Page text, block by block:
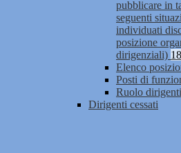
pubblicare in
seguenti
individuati
posizione
dirigenziali) 18
Elenco
Posti di
Ruolo dirigenti
Dirigenti cessati